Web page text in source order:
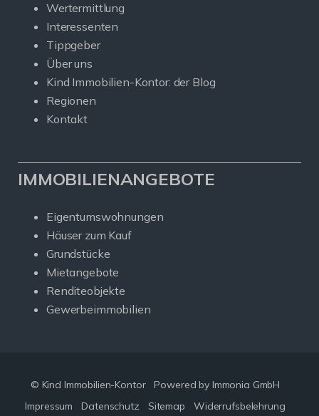
Wertermittlung
Interessenten
Tippgeber
Über uns
Kind Immobilien-Kontor: der Blog
Regionen
Kontakt
IMMOBILIENANGEBOTE
Eigentumswohnungen
Häuser zum Kauf
Grundstücke
Mietangebote
Renditeobjekte
Gewerbeimmobilien
© Kind Immobilien-Kontor
Powered by Immonia GmbH
Impressum
Datenschutz Sitemap Widerrufsbelehrung